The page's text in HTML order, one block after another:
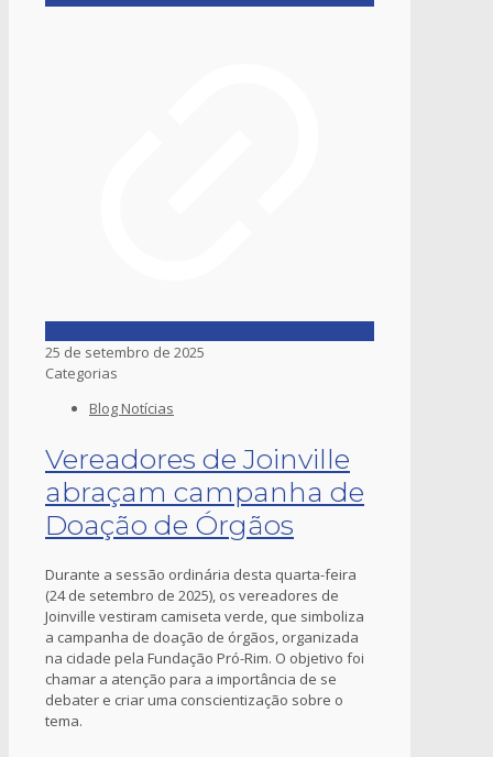
25 de setembro de 2025
Categorias
Blog Notícias
Vereadores de Joinville
abraçam campanha de
Doação de Órgãos
Durante a sessão ordinária desta quarta-feira
(24 de setembro de 2025), os vereadores de
Joinville vestiram camiseta verde, que simboliza
a campanha de doação de órgãos, organizada
na cidade pela Fundação Pró-Rim. O objetivo foi
chamar a atenção para a importância de se
debater e criar uma conscientização sobre o
tema.